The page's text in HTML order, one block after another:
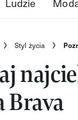
Styl życia
Brava